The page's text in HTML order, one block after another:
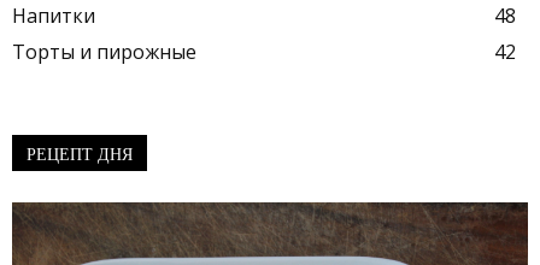
Напитки
48
Торты и пирожные
42
РЕЦЕПТ ДНЯ